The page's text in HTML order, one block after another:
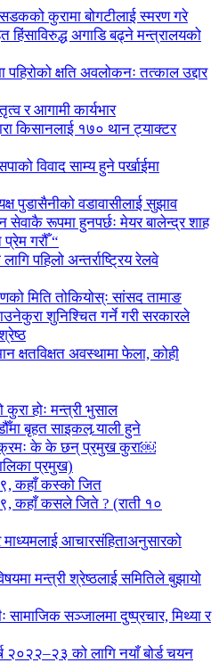
कुरामा बोगटीलाई स्मरण गरे
हिंसाविरुद्ध अगाडि बढ्ने मन्त्रालयको
पहिरोको क्षति अवलोकनः तत्काल उद्दार
र आगामी कार्यभार
किसानलाई १७० थान ट्याक्टर
विवाद साम्य हुने पर्खाईमा
पुडासैनीको वडावासीलाई सुझाव
सेवाकै रूपमा हुनपर्छः मेयर बालेन्द्र शाह
गरौँ “
पहिलो अन्तर्राष्ट्रिय रेलवे
मिति तोकियोस्ः सांसद तामाङ
शुनिश्चित गर्ने गरी सरकारले
क्षतविक्षत अवस्थामा फेला, कोही
कुरा होः मन्त्री भुसाल
बृहत साइकल र्‍याली हुने
के के छन् प्रमुख कुरा￼
प्रमुख)
कहाँ कस्को जित
कहाँ कसले जिते ? (राती १०
आचारसंहिताअनुसारको
मन्त्री श्रेष्ठलाई समितिले बुझायो
सामाजिक सञ्जालमा दुष्प्रचार, मिथ्या र
२०२२–२३ को लागि नयाँ बोर्ड चयन